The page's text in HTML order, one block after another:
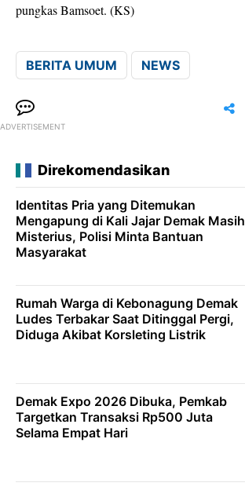
pungkas Bamsoet. (KS)
BERITA UMUM NEWS
ADVERTISEMENT
Direkomendasikan
Identitas Pria yang Ditemukan
Mengapung di Kali Jajar Demak Masih
Misterius, Polisi Minta Bantuan
Masyarakat
Rumah Warga di Kebonagung Demak
Ludes Terbakar Saat Ditinggal Pergi,
Diduga Akibat Korsleting Listrik
Demak Expo 2026 Dibuka, Pemkab
Targetkan Transaksi Rp500 Juta
Selama Empat Hari